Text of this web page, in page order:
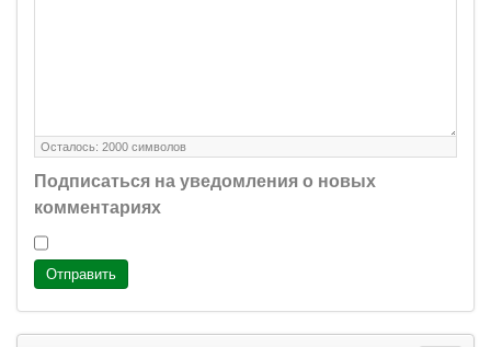
Осталось: 2000 символов
Подписаться на уведомления о новых
комментариях
Отправить